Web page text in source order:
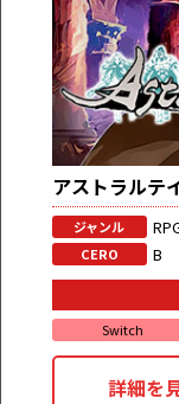
アストラルテ
ジャンル
CERO B
Switch
詳細を